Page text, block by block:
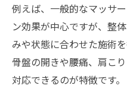
骨盤矯正で感じ
ママの不調改善へ整
産前産後の不調
永福町で受け
例えば、一般的なマッサ
ン効果が中心ですが、整
みや状態に合わせた施術
骨盤の開きや腰痛、肩こ
対応できるのが特徴です。